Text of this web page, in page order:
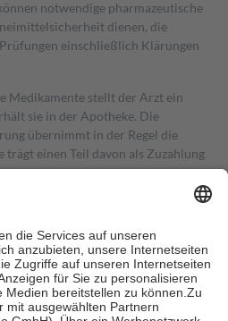
notwendige pharmazeutische
dienen, die
einschließlich Klärungen
Medikamente stellt der Arzt ein
sie in der Apotheke. Die
übernimmt in der Regel die
trägt einen Teil davon als Zuzahlung
Zuzahlungen in Höhe von zehn
jedoch nie mehr als die tatsächlichen
auch für Online-Apotheken.
Krankenpflege beträgt die
sowie zehn Euro je